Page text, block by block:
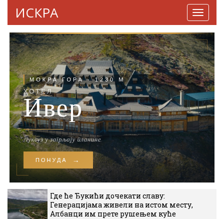
ИСКРА
Где ће Ђукићи дочекати славу:
Генерацијама живели на истом месту,
Албанци им прете рушењем куће